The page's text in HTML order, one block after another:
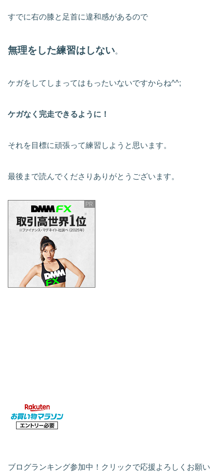
すでに右の膝と足首に違和感があるので
無理をした練習はしない。
ケガをしてしまってはもったいないですからね^^;
ケガなく完走できるように！
それを目標に頑張って練習しようと思います。
最後まで読んでくださりありがとうございます。
ブログランキング参加中！クリックで応援よろしくお願い